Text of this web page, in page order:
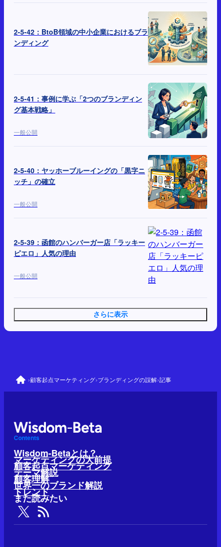
2-5-42：BtoB領域の中小企業におけるブラ
ンディング
2-5-41：事例に学ぶ「2つのブランディン
グ基本戦略」
一般公開
2-5-40：ヤッホーブルーイングの「黒字ニ
ッチ」の確立
一般公開
2-5-39：函館のハンバーガー店「ラッキー
ピエロ」人気の理由
一般公開
さらに表示
›顧客起点マーケティング›ブランディングの誤解›記事
Contents
Wisdom-Betaとは？
マーケティングの大前提
顧客起点マーケティング
テーマ解説
顧客理解
世界一のブランド解説
トレンド
また読みたい